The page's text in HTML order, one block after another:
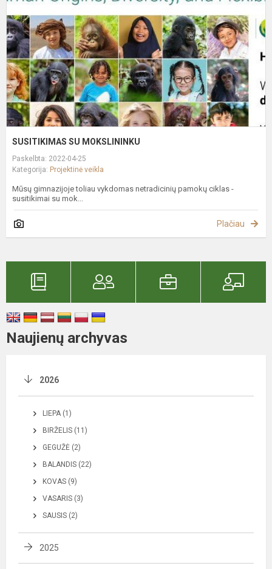
SUSITIKIMAS SU MOKSLININKU
Paskelbta: 2022-04-25
Kategorija: Projektinė veikla
Mūsų gimnazijoje toliau vykdomas netradicinių pamokų ciklas -
susitikimai su mok...
Plačiau
Naujienų archyvas
2026
LIEPA (1)
BIRŽELIS (11)
GEGUŽĖ (2)
BALANDIS (22)
KOVAS (9)
VASARIS (3)
SAUSIS (2)
2025